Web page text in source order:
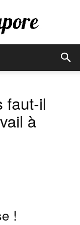
faut-il
à
!